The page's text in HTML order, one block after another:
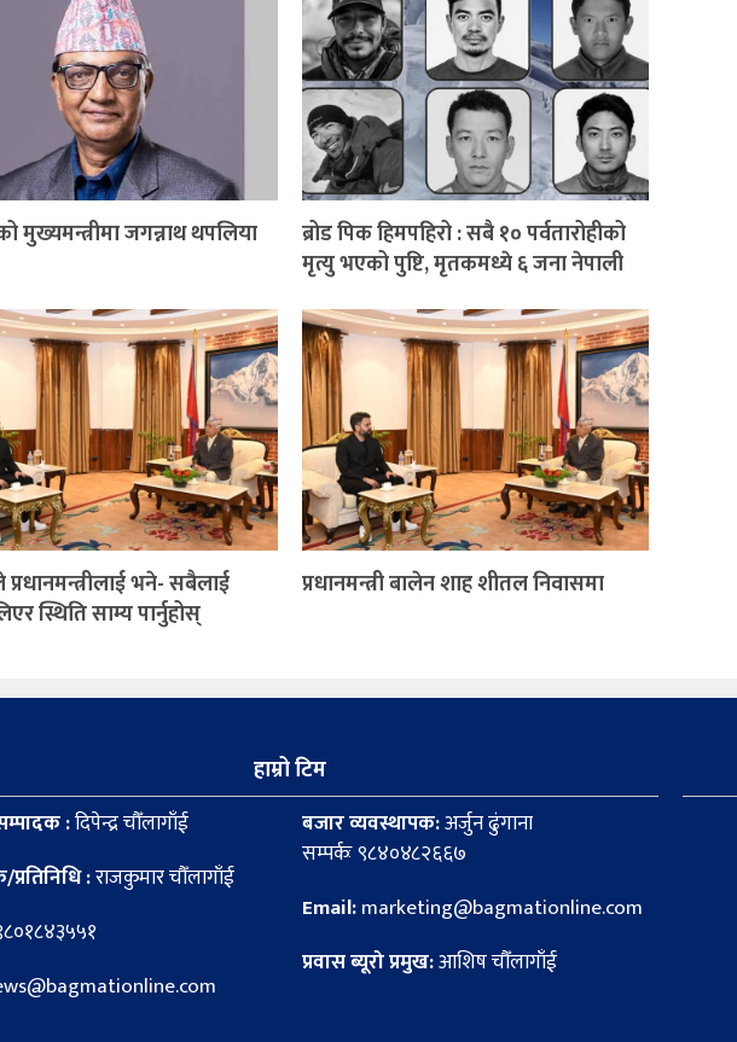
मुख्यमन्त्रीमा जगन्नाथ थपलिया
ब्रोड पिक हिमपहिरो : सबै १० पर्वतारोहीको
मृत्यु भएको पुष्टि, मृतकमध्ये ६ जना नेपाली
प्रधानमन्त्रीलाई भने- सबैलाई
स्थिति साम्य पार्नुहोस्
प्रधानमन्त्री बालेन शाह शीतल निवासमा
हाम्रो टिम
:दिपेन्द्र चौँलागाँई
:राजकुमार चौँलागाँई
बजार व्यवस्थापक:अर्जुन ढुंगाना
सम्पर्कः ९८४०४८२६६७
Email:marketing@bagmationline.com
प्रवास ब्यूरो प्रमुख:आशिष चौँलागाँई